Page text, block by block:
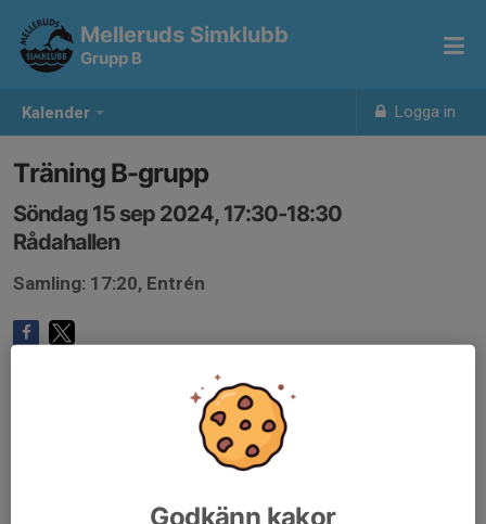
Kalender Logga in
Melleruds Simklubb
Grupp B
Träning B-grupp
Söndag 15 sep 2024, 17:30-18:30
Rådahallen
Samling: 17:20, Entrén
Godkänn kakor